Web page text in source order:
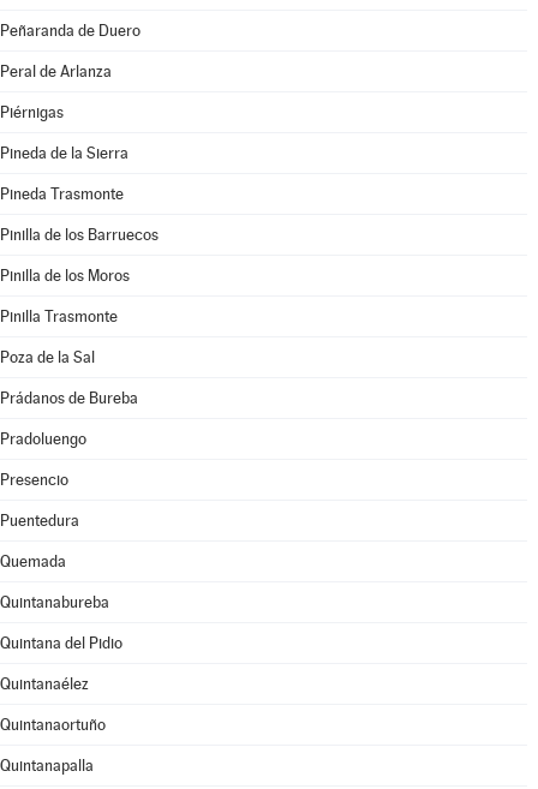
Peñaranda de Duero
Peral de Arlanza
Piérnigas
Pineda de la Sierra
Pineda Trasmonte
Pinilla de los Barruecos
Pinilla de los Moros
Pinilla Trasmonte
Poza de la Sal
Prádanos de Bureba
Pradoluengo
Presencio
Puentedura
Quemada
Quintanabureba
Quintana del Pidio
Quintanaélez
Quintanaortuño
Quintanapalla